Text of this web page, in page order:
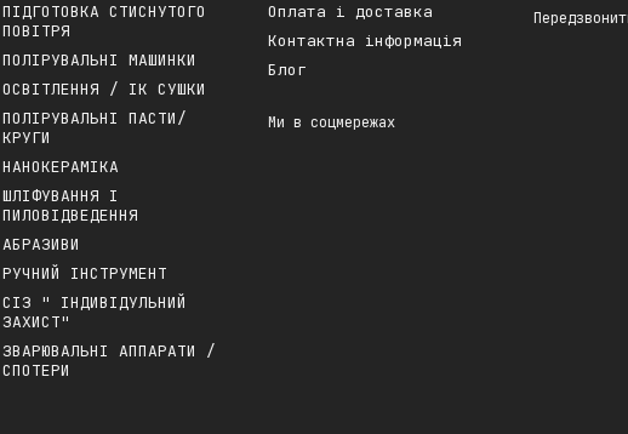
ПІДГОТОВКА СТИСНУТОГО
ПОВІТРЯ
ПОЛІРУВАЛЬНІ МАШИНКИ
ОСВІТЛЕННЯ / ІК СУШКИ
ПОЛІРУВАЛЬНІ ПАСТИ/
КРУГИ
НАНОКЕРАМІКА
ШЛІФУВАННЯ І
ПИЛОВІДВЕДЕННЯ
АБРАЗИВИ
РУЧНИЙ ІНСТРУМЕНТ
СІЗ " ІНДИВІДУЛЬНИЙ
ЗАХИСТ"
ЗВАРЮВАЛЬНІ АППАРАТИ /
СПОТЕРИ
Оплата і доставка
Контактна інформація
Блог
Ми в соцмережах